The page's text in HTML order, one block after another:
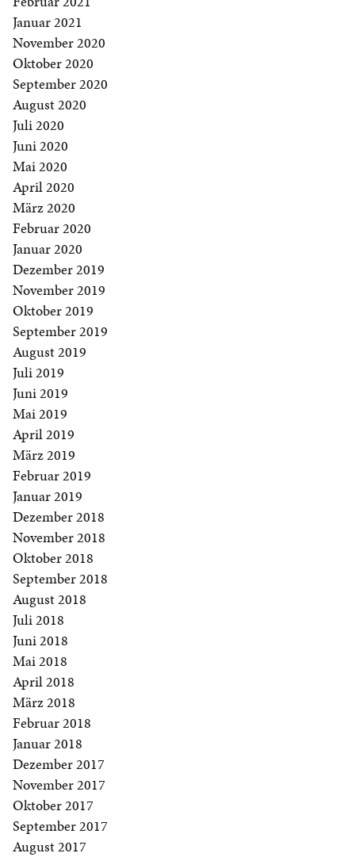
Januar 2021
November 2020
Oktober 2020
September 2020
August 2020
Juli 2020
Juni 2020
Mai 2020
April 2020
März 2020
Februar 2020
Januar 2020
Dezember 2019
November 2019
Oktober 2019
September 2019
August 2019
Juli 2019
Juni 2019
Mai 2019
April 2019
März 2019
Februar 2019
Januar 2019
Dezember 2018
November 2018
Oktober 2018
September 2018
August 2018
Juli 2018
Juni 2018
Mai 2018
April 2018
März 2018
Februar 2018
Januar 2018
Dezember 2017
November 2017
Oktober 2017
September 2017
August 2017